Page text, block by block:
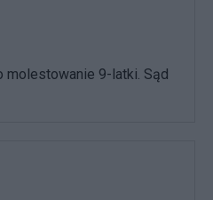
molestowanie 9-latki. Sąd